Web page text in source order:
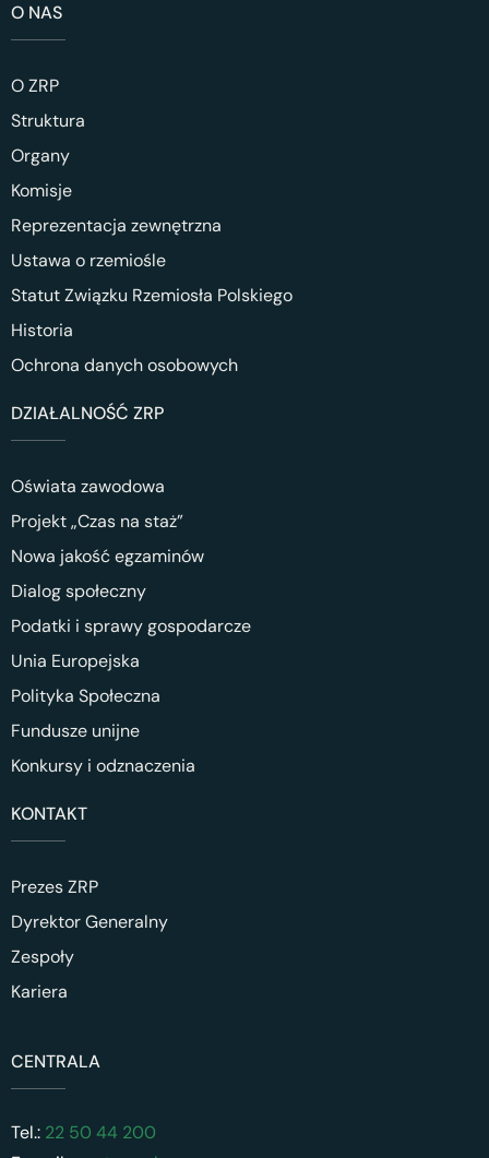
O NAS
O ZRP
Struktura
Organy
Komisje
Reprezentacja zewnętrzna
Ustawa o rzemiośle
Statut Związku Rzemiosła Polskiego
Historia
Ochrona danych osobowych
DZIAŁALNOŚĆ ZRP
Oświata zawodowa
Projekt „Czas na staż”
Nowa jakość egzaminów
Dialog społeczny
Podatki i sprawy gospodarcze
Unia Europejska
Polityka Społeczna
Fundusze unijne
Konkursy i odznaczenia
KONTAKT
Prezes ZRP
Dyrektor Generalny
Zespoły
Kariera
CENTRALA
Tel.: 22 50 44 200